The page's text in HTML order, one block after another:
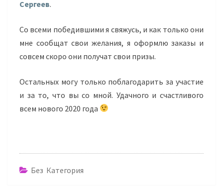
Сергеев.
Со всеми победившими я свяжусь, и как только они
мне сообщат свои желания, я оформлю заказы и
совсем скоро они получат свои призы.
Остальных могу только поблагодарить за участие
и за то, что вы со мной. Удачного и счастливого
всем нового 2020 года
Без Категория